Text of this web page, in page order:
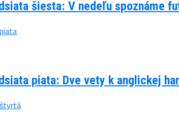
šiesta: V nedeľu spoznáme
piata: Dve vety k anglickej